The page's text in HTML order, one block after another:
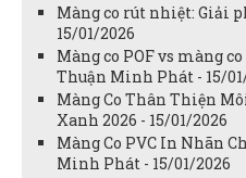
Màng co rút nhiệt: Giải
15/01/2026
Màng co POF vs màng
Thuận Minh Phát - 15/
Màng Co Thân Thiện
Xanh 2026 - 15/01/2026
Màng Co PVC In Nhãn
Minh Phát - 15/01/2026